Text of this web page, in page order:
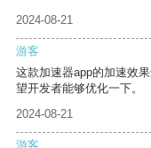
2024-08-21
游客
这款加速器app的加速效
望开发者能够优化一下。
2024-08-21
游客